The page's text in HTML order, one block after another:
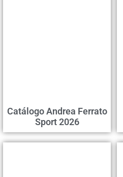
Catálogo Andrea Ferrato
Sport 2026